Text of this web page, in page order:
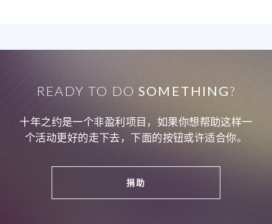
READY TO DOSOMETHING?
十年之约是一个非盈利项目，如果你想帮助这样一
个活动更好的走下去，下面的按钮或许适合你。
捐助